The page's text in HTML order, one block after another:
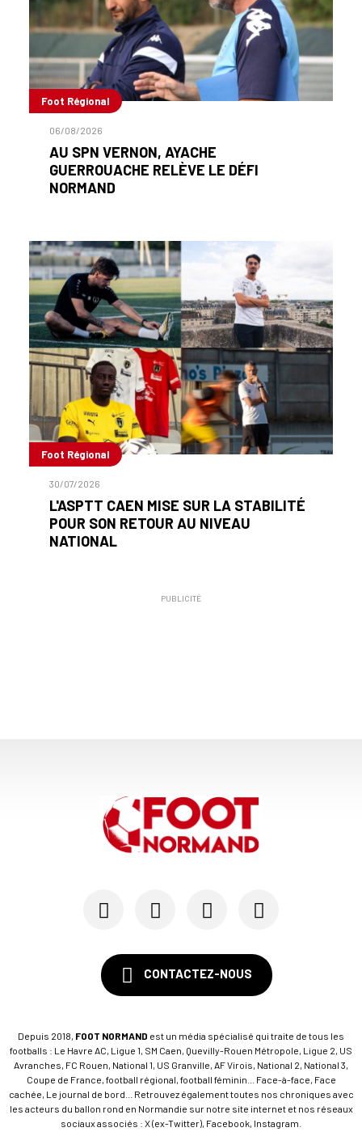
Foot Régional
06/08/2026
AU SPN VERNON, AYACHE
GUERROUACHE RELÈVE LE DÉFI
NORMAND
Foot Régional
30/07/2026
L'ASPTT CAEN MISE SUR LA STABILITÉ
POUR SON RETOUR AU NIVEAU
NATIONAL
PUBLICITÉ
CONTACTEZ-NOUS
Depuis 2018, FOOT NORMAND est un média spécialisé qui traite de tous les
footballs : Le Havre AC, Ligue 1, SM Caen, Quevilly-Rouen Métropole, Ligue 2, US
Avranches, FC Rouen, National 1, US Granville, AF Virois, National 2, National 3,
Coupe de France, football régional, football féminin... Face-à-face, Face
cachée, Le journal de bord... Retrouvez également toutes nos chroniques avec
les acteurs du ballon rond en Normandie sur notre site internet et nos réseaux
sociaux associés : X (ex-Twitter), Facebook, Instagram.